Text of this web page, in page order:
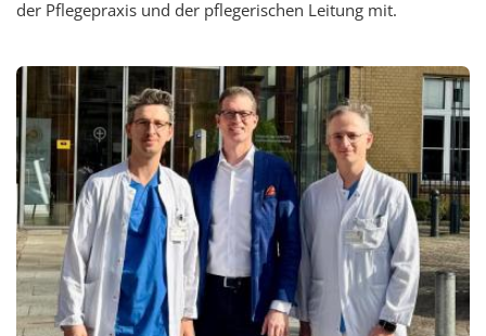
der Pflegepraxis und der pflegerischen Leitung mit.